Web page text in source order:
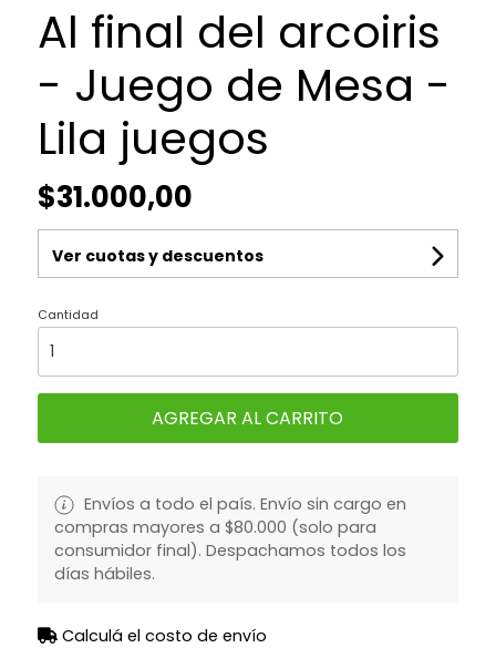
Al final del arcoiris
- Juego de Mesa -
Lila juegos
$31.000,00
Ver cuotas y descuentos
Cantidad
AGREGAR AL CARRITO
Envíos a todo el país. Envío sin cargo en
compras mayores a $80.000 (solo para
consumidor final). Despachamos todos los
días hábiles.
Calculá el costo de envío